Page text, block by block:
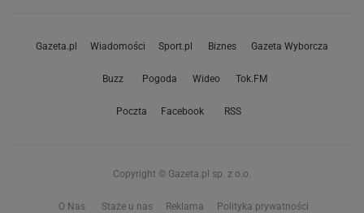
Gazeta.pl Wiadomości Sport.pl Biznes Gazeta Wyborcza
Buzz Pogoda Wideo Tok.FM
Poczta Facebook RSS
Copyright © Gazeta.pl sp. z o.o.
O Nas Staże u nas Reklama Polityka prywatności